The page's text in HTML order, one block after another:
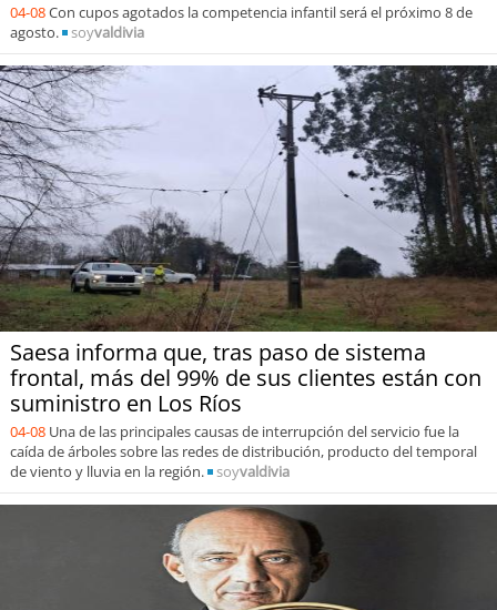
04-08Con cupos agotados la competencia infantil será el próximo 8 de
agosto.
soyvaldivia
Saesa informa que, tras paso de sistema
frontal, más del 99% de sus clientes están con
suministro en Los Ríos
04-08 Una de las principales causas de interrupción del servicio fue la
caída de árboles sobre las redes de distribución, producto del temporal
de viento y lluvia en la región.
soyvaldivia